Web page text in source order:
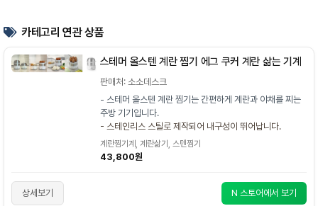
카테고리 연관 상품
스테머 올스텐 계란 찜기 에그 쿠커 계란 삶는 기계
판매처: 소소데스크
- 스테머 올스텐 계란 찜기는 간편하게 계란과 야채를 찌는
주방 기기입니다.
- 스테인리스 스틸로 제작되어 내구성이 뛰어납니다.
계란찜기계, 계란삶기, 스텐찜기
43,800원
상세보기 N 스토어에서 보기